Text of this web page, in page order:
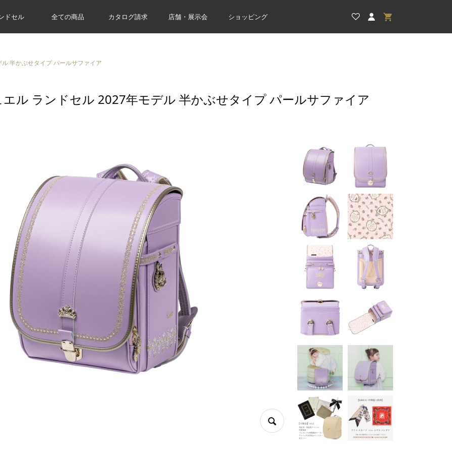
ドセル 全ての商品 カタログ請求 店舗・展示会 ショッピング
半かぶせタイプ パールサファイア
エル ランドセル 2027年モデル 半かぶせタイプ パールサファイア